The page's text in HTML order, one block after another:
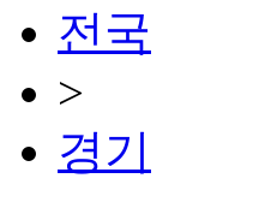
전국
>
경기